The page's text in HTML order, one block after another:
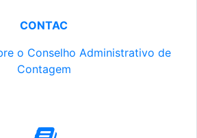
CONTAC
o Conselho Administrativo de
Contagem